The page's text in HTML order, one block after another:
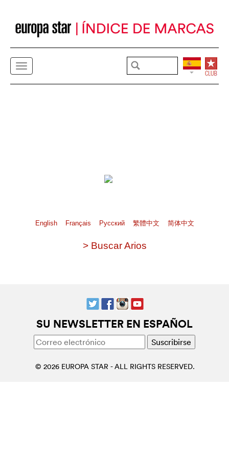
English Français Pусский 繁體中文 简体中文
> Buscar Arios
SU NEWSLETTER EN ESPAÑOL
© 2026 EUROPA STAR - ALL RIGHTS RESERVED.